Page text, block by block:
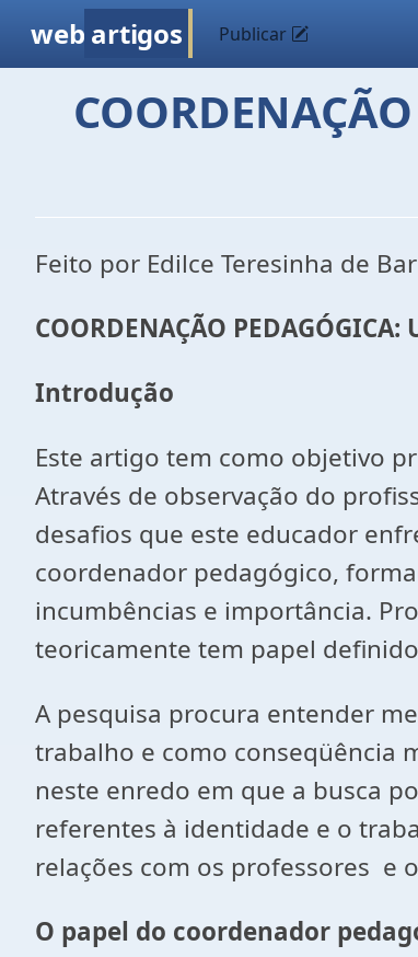
web artigos Publicar
Feito por Edilce Teresinha de
COORDENAÇÃO PEDAGÓGICA:
Introdução
Este artigo tem como objetivo
Através de observação do
desafios que este educador
coordenador pedagógico,
incumbências e importância.
teoricamente tem papel
A pesquisa procura entender
trabalho e como conseqüência
neste enredo em que a busca
referentes à identidade e o
relações com os professores e
O papel do coordenador